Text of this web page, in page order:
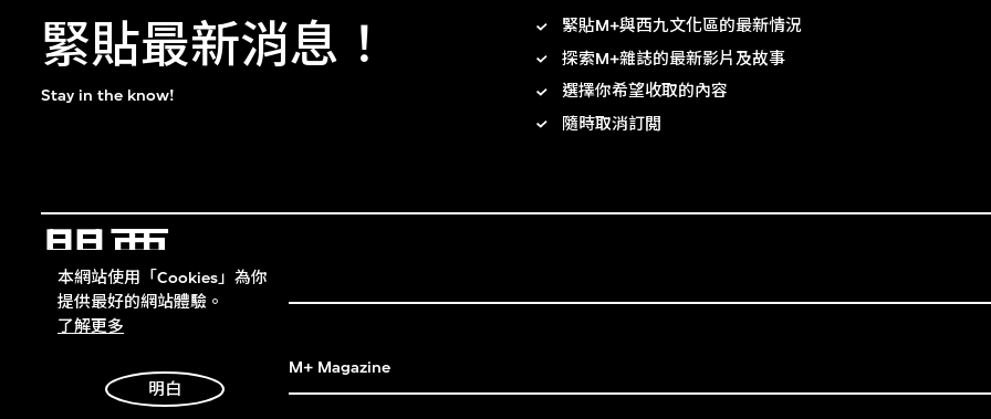
緊貼最新消息！
Stay in the know!
緊貼M+與西九文化區的最新情況
探索M+雜誌的最新影片及故事
選擇你希望收取的內容
隨時取消訂閲
門票 Get Tickets
M+雜誌 M+ Magazine
本網站使用「Cookies」為你
提供最好的網站體驗。
了解更多
明白